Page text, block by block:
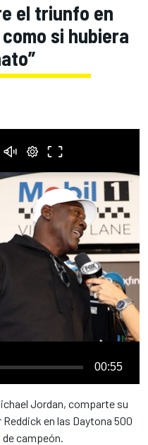
el triunfo en
si hubiera
00:55
Jordan, comparte su
en las Daytona 500
campeón.